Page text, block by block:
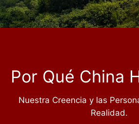
Por Qué China
Nuestra Creencia y las
Realidad.